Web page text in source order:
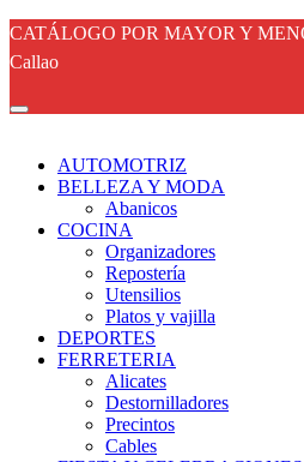
CATÁLOGO POR MAYOR Y
Callao
AUTOMOTRIZ
BELLEZA Y MODA
Abanicos
COCINA
Organizadores
Repostería
Utensilios
Platos y vajilla
DEPORTES
FERRETERIA
Alicates
Destornilladores
Precintos
Cables